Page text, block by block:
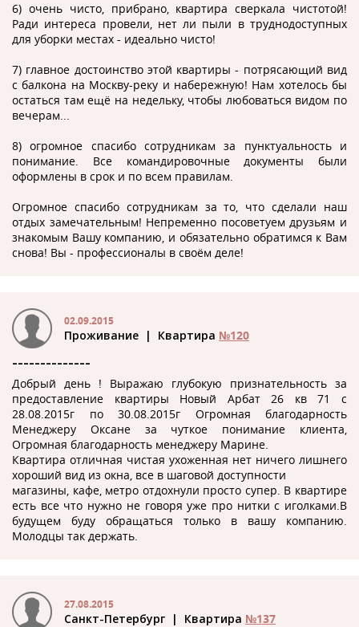
6) очень чисто, прибрано, квартира сверкала чистотой!
Ради интереса провели, нет ли пыли в труднодоступных
для уборки местах - идеально чисто!
7) главное достоинство этой квартиры - потрясающий вид
с балкона на Москву-реку и набережную! Нам хотелось бы
остаться там ещё на недельку, чтобы любоваться видом по
вечерам...
8) огромное спасибо сотрудникам за пунктуальность и
понимание. Все командировочные документы были
оформлены в срок и по всем правилам.
Огромное спасибо сотрудникам за то, что сделали наш
отдых замечательным! Непременно посоветуем друзьям и
знакомым Вашу компанию, и обязательно обратимся к Вам
снова! Вы - профессионалы в своём деле!
02.09.2015
Проживание | Квартира №120
--------------
Добрый день ! Выражаю глубокую признательность за
предоставление квартиры Новый Арбат 26 кв 71 с
28.08.2015г по 30.08.2015г Огромная благодарность
Менеджеру Оксане за чуткое понимание клиента,
Огромная благодарность менеджеру Марине.
Квартира отличная чистая ухоженная нет ничего лишнего
хороший вид из окна, все в шаговой доступности
магазины, кафе, метро отдохнули просто супер. В квартире
есть все что нужно не говоря уже про нитки с иголками.В
будущем буду обращаться только в вашу компанию.
Молодцы так держать.
27.08.2015
Санкт-Петербург | Квартира №137